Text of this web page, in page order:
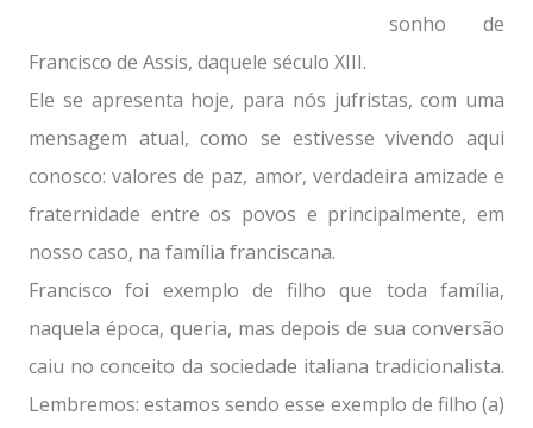
sonho de
Francisco de Assis, daquele século XIII.
Ele se apresenta hoje, para nós jufristas, com uma
mensagem atual, como se estivesse vivendo aqui
conosco: valores de paz, amor, verdadeira amizade e
fraternidade entre os povos e principalmente, em
nosso caso, na família franciscana.
Francisco foi exemplo de filho que toda família,
naquela época, queria, mas depois de sua conversão
caiu no conceito da sociedade italiana tradicionalista.
Lembremos: estamos sendo esse exemplo de filho (a)